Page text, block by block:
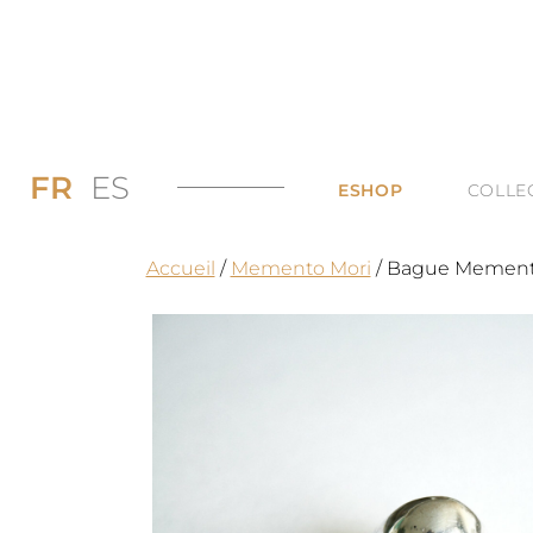
FR ES ESHOP
TOUTES LES
Accueil / Memento Mori / Bague